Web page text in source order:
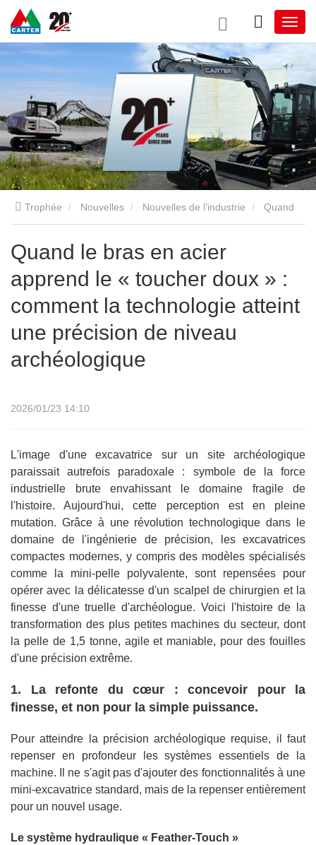
Trophée Nouvelles Nouvelles de l’industrie
technologie atteint une précision de niveau archéologique
Quand le bras en acier
apprend le « toucher doux » :
comment la technologie atteint
une précision de niveau
archéologique
2026/01/23 14:10
L'image d'une excavatrice sur un site archéologique
paraissait autrefois paradoxale : symbole de la force
industrielle brute envahissant le domaine fragile de
l'histoire. Aujourd'hui, cette perception est en pleine
mutation. Grâce à une révolution technologique dans le
domaine de l'ingénierie de précision, les excavatrices
compactes modernes, y compris des modèles spécialisés
comme la mini-pelle polyvalente, sont repensées pour
opérer avec la délicatesse d'un scalpel de chirurgien et la
finesse d'une truelle d'archéologue. Voici l'histoire de la
transformation des plus petites machines du secteur, dont
la pelle de 1,5 tonne, agile et maniable, pour des fouilles
d'une précision extrême.
1. La refonte du cœur : concevoir pour la
finesse, et non pour la simple puissance.
Pour atteindre la précision archéologique requise, il faut
repenser en profondeur les systèmes essentiels de la
machine. Il ne s'agit pas d'ajouter des fonctionnalités à une
mini-excavatrice standard, mais de la repenser entièrement
pour un nouvel usage.
Le système hydraulique « Feather-Touch »